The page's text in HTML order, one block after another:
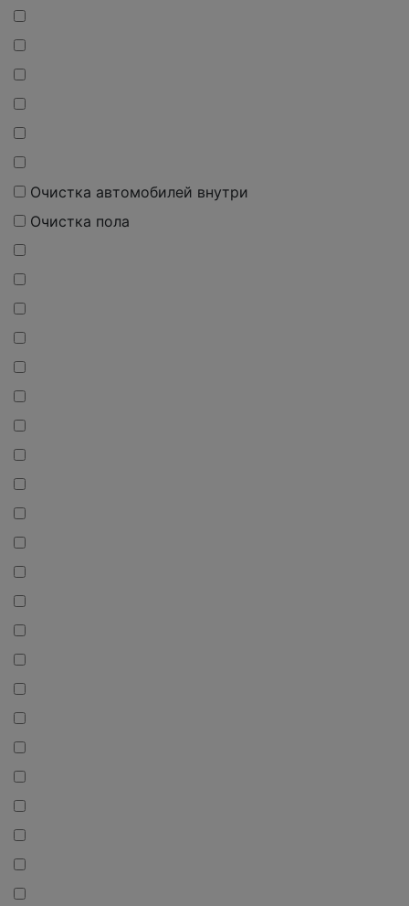
Очистка автомобилей внутри
Очистка пола